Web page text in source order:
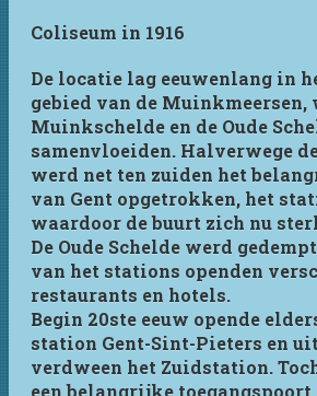
Coliseum in 1916
De locatie lag eeuwenlang in
gebied van de Muinkmeersen,
Muinkschelde en de Oude
samenvloeiden. Halverwege
werd net ten zuiden het
van Gent opgetrokken, het
waardoor de buurt zich nu
De Oude Schelde werd
van het stations openden
restaurants en hotels.
Begin 20ste eeuw opende
station Gent-Sint-Pieters en
verdween het Zuidstation.
een belangrijke toegangspoort